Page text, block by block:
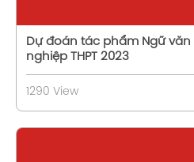
Dự đoán tác phẩm Ngữ văn
nghiệp THPT 2023
1290 View